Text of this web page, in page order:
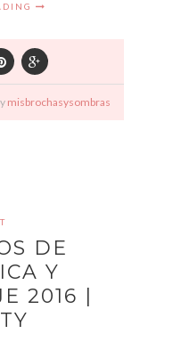
misbrochasysombras
DE
Y
2016 |